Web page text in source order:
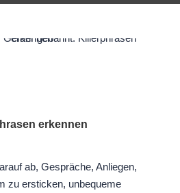
erkennen
ab, Gespräche, Anliegen,
zu ersticken, unbequeme